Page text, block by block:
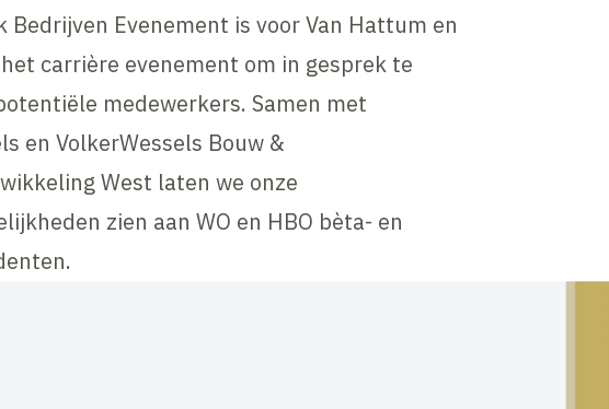
Bedrijven Evenement is voor Van Hattum en
carrière evenement om in gesprek te
medewerkers. Samen met
en VolkerWessels Bouw &
West laten we onze
zien aan WO en HBO bèta- en